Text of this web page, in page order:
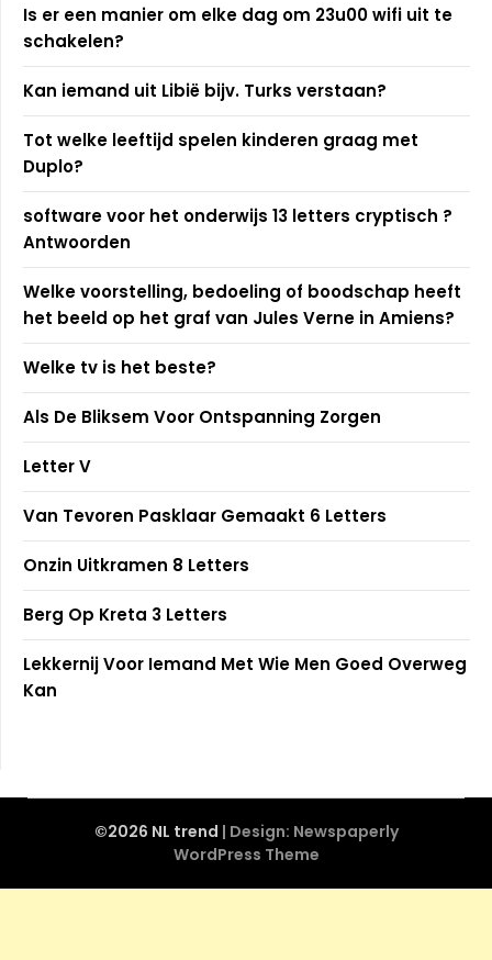
Is er een manier om elke dag om 23u00 wifi uit te
schakelen?
Kan iemand uit Libië bijv. Turks verstaan?
Tot welke leeftijd spelen kinderen graag met
Duplo?
software voor het onderwijs 13 letters cryptisch ?
Antwoorden
Welke voorstelling, bedoeling of boodschap heeft
het beeld op het graf van Jules Verne in Amiens?
Welke tv is het beste?
Als De Bliksem Voor Ontspanning Zorgen
Letter V
Van Tevoren Pasklaar Gemaakt 6 Letters
Onzin Uitkramen 8 Letters
Berg Op Kreta 3 Letters
Lekkernij Voor Iemand Met Wie Men Goed Overweg
Kan
©2026 NL trend | Design: Newspaperly
WordPress Theme